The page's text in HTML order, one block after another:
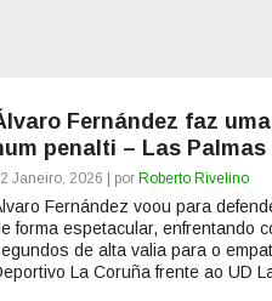
Fernández faz
penalti – Las
Janeiro, 2026 | por Roberto Rivelino
Fernández voou para
forma espetacular, enfrentando
de alta valia para o
La Coruña frente ao UD